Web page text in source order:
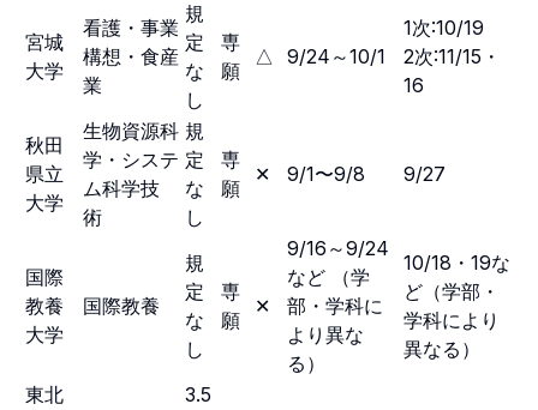
宮城
大学
看護・事業
構想・食産
業
規
定
な
し
専
願
△ 9/24～10/1
1次:10/19
2次:11/15・
16
秋田
県立
大学
生物資源科
学・システ
ム科学技
術
規
定
な
し
専
願
✕ 9/1〜9/8 9/27
国際
教養
大学
国際教養
規
定
な
し
専
願
✕
9/16～9/24
など （学
部・学科に
より異な
る）
10/18・19な
ど（学部・
学科により
異なる）
東北
3.5